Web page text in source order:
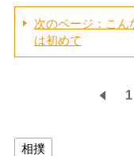
次のページ：こ
は初めて
1
相撲